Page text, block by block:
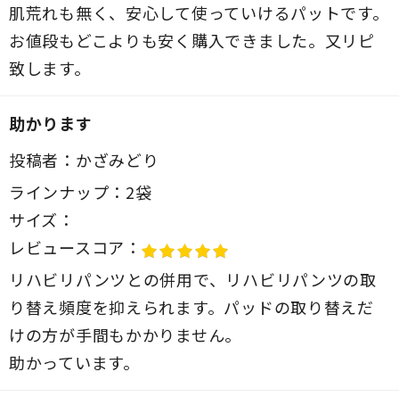
肌荒れも無く、安心して使っていけるパットです。
お値段もどこよりも安く購入できました。又リピ
致します。
助かります
投稿者： かざみどり
ラインナップ： 2袋
サイズ：
レビュースコア：
リハビリパンツとの併用で、リハビリパンツの取
り替え頻度を抑えられます。パッドの取り替えだ
けの方が手間もかかりません。
助かっています。